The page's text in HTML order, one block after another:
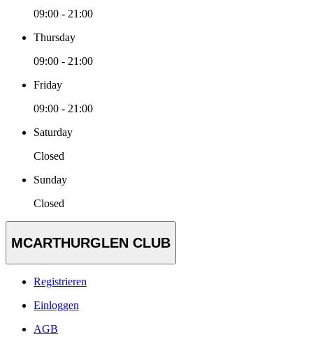
09:00 - 21:00
Thursday
09:00 - 21:00
Friday
09:00 - 21:00
Saturday
Closed
Sunday
Closed
MCARTHURGLEN CLUB
Registrieren
Einloggen
AGB